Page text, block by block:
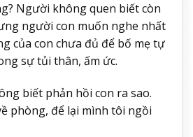
Người không quen biết còn
người con muốn nghe nhất
của con chưa đủ để bố mẹ tự
sự tủi thân, ấm ức.
biết phản hồi con ra sao.
phòng, để lại mình tôi ngồi